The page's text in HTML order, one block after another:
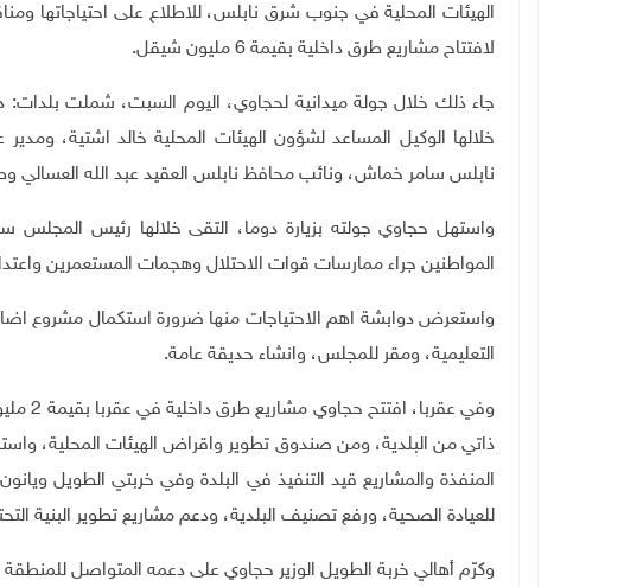
الهيئات المحلية في جنوب شرق نابلس، للاطلاع على احتياجاتها
لافتتاح مشاريع طرق داخلية بقيمة 6 مليون شيقل.
جاء ذلك خلال جولة ميدانية لحجاوي، اليوم السبت، شملت بلدات:
خلالها الوكيل المساعد لشؤون الهيئات المحلية خالد اشتية،
نابلس سامر خماش، ونائب محافظ نابلس العقيد عبد الله العسالي
واستهل حجاوي جولته بزيارة دوما، التقى خلالها رئيس المجلس
المواطنين جراء ممارسات قوات الاحتلال وهجمات المستعمرين
واستعرض دوابشة اهم الاحتياجات منها ضرورة استكمال مشروع
التعليمية، ومقر للمجلس، وانشاء حديقة عامة.
وفي
ذاتي من البلدية، ومن صندوق تطوير واقراض الهيئات المحلية،
المنفذة والمشاريع قيد التنفيذ في البلدة وفي خربتي الطويل
للعيادة الصحية، ورفع تصنيف البلدية، ودعم مشاريع تطوير البنية
وكرّم أهالي خربة الطويل الوزير حجاوي على دعمه المتواصل